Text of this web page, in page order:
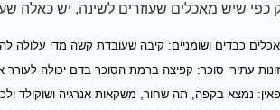
כפי שיש מאכלים שעוזרים לשינה, יש כאלה
כבדים ושומניים: קיבה שעובדת קשה מדי עלולה
עתירי סוכר: קפיצה ברמת הסוכר בדם יכולה לעורר
נמצא בקפה, תה שחור, משקאות אנרגיה ושוקולד